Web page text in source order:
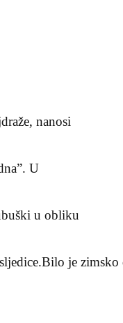
nanosi
U
u obliku
Bilo je zimsko